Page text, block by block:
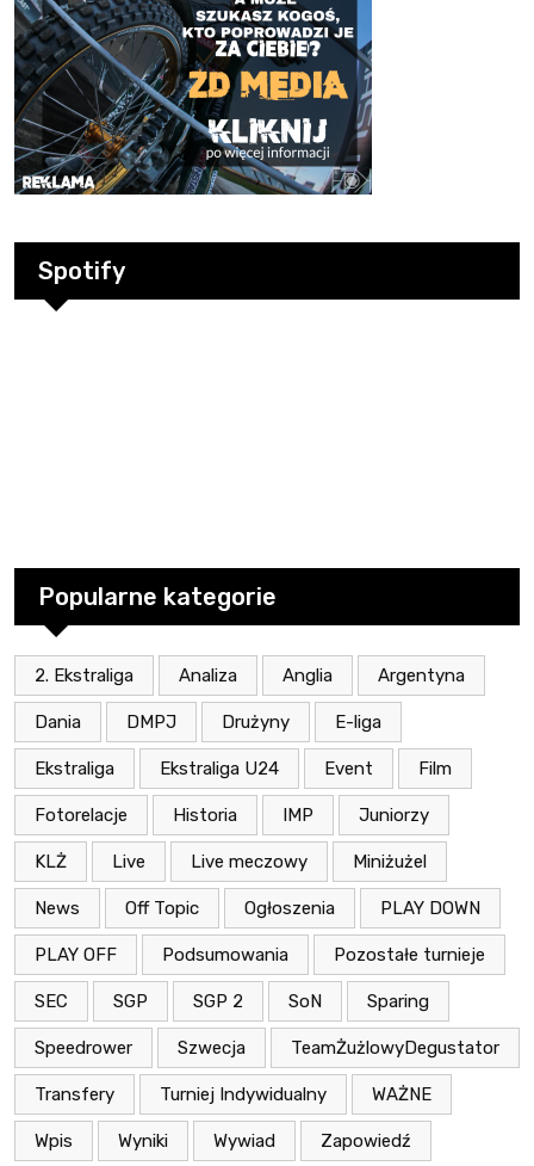
Spotify
Popularne kategorie
2. Ekstraliga Analiza Anglia Argentyna
Dania DMPJ Drużyny E-liga
Ekstraliga Ekstraliga U24 Event Film
Fotorelacje Historia IMP Juniorzy
KLŻ Live Live meczowy Miniżużel
News Off Topic Ogłoszenia PLAY DOWN
PLAY OFF Podsumowania Pozostałe turnieje
SEC SGP SGP 2 SoN Sparing
Speedrower Szwecja TeamŻużlowyDegustator
Transfery Turniej Indywidualny WAŻNE
Wpis Wyniki Wywiad Zapowiedź